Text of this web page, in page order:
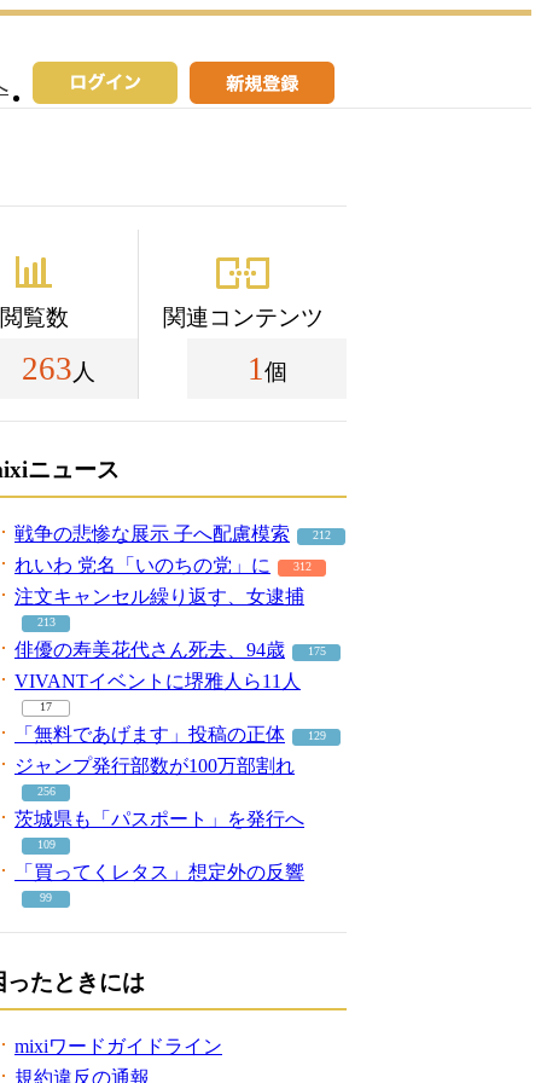
閲覧数
263 人
関連コンテンツ
1 個
ニュース
戦争の悲惨な展示 子へ配慮模索 212
れいわ 党名「いのちの党」に 312
注文キャンセル繰り返す、女逮捕
213
俳優の寿美花代さん死去、94歳 175
VIVANTイベントに堺雅人ら11人
17
「無料であげます」投稿の正体 129
ジャンプ発行部数が100万部割れ
256
茨城県も「パスポート」を発行へ
109
「買ってくレタス」想定外の反響
99
ったときには
mixiワードガイドライン
規約違反の通報